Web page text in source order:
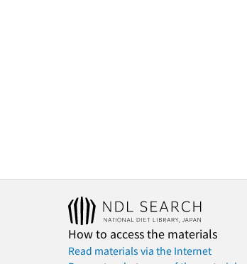
How to access the materials
Read materials via the Internet